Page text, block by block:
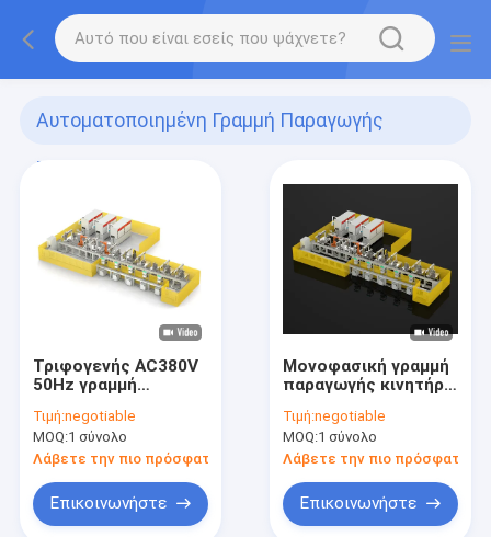
Αυτοματοποιημένη Γραμμή Παραγωγής
Στατορίων
(15)
Τριφογενής AC380V
50Hz γραμμή
στατήρα
αυτοματοποιημένη
μηχανή περιστροφής
σπείρας πεδίου
Τιμή:negotiable
MOQ:1 σύνολο
Λάβετε την πιο πρόσφατη τιμή
Επικοινωνήστε
Μονοφασική γραμμή
παραγωγής κινητήρα
50Hz
Αυτοματοποιημένη
μηχανή περιστροφής
σπείρας πεδίου
Τιμή:negotiable
MOQ:1 σύνολο
Λάβετε την πιο πρόσφατη
Επικοινωνήστε